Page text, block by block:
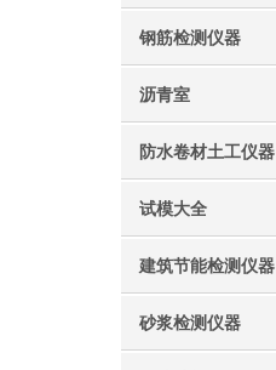
钢筋检测仪器
沥青室
防水卷材土工仪器
试模大全
建筑节能检测仪器
砂浆检测仪器